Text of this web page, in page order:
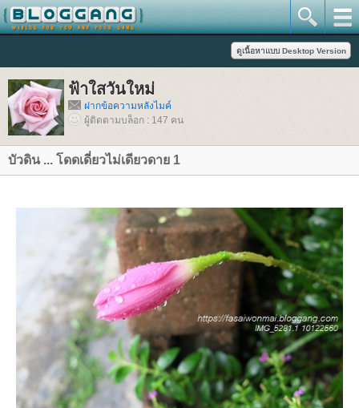
ฟ้าใสวันใหม่
ฝากข้อความหลังไมค์
ผู้ติดตามบล็อก : 147 คน
บัวดิน ... โดดเดี่ยวไม่เดียวดาย 1